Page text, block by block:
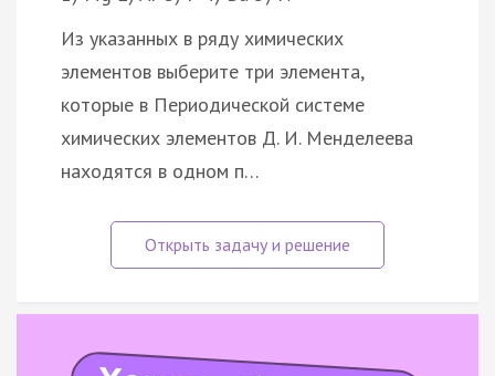
Из указанных в ряду химических
элементов выберите три элемента,
которые в Периодической системе
химических элементов Д. И. Менделеева
находятся в одном п…